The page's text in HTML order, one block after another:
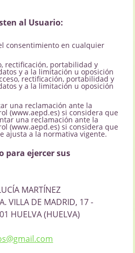
al Usuario:
consentimiento en cualquier
rectificación, portabilidad y
y a la limitación u oposición
rectificación, portabilidad y
y a la limitación u oposición
una reclamación ante la
(www.aepd.es) si considera que
una reclamación ante la
(www.aepd.es) si considera que
ajusta a la normativa vigente.
para ejercer sus
MARTÍNEZ
VILLA DE MADRID, 17 -
HUELVA (HUELVA)